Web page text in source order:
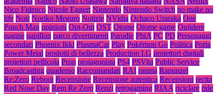
Nico Fidenco Nicole Eggert Nintendo Nintendo Switch no make no
life Noir Noriko Meguro Notizie NVidia Ochaco Uraraka One
Punch Man opinioni Opt-Out OST Otome Otome game Oujidere
pagine papillon parco divertimenti Parodie PbtA PC PD Personaggi
secondari Phoenix Ikki PlasmaCar Play Pokémon Go Politica Porta
Power Metal prodotti di bellezza Production I.G proiettori digitali
proiettori pellicola Prop protagonista PS4 PSVita Public Service
Broadcasting quaderno Raccomandati RAI ranma Rapunzel
Re:Zero Reboot Recensione Recensione autentica Recensioni recita
Red Nose Day Rem Re Zero Renzi retrogaming RIAA riciclare ride